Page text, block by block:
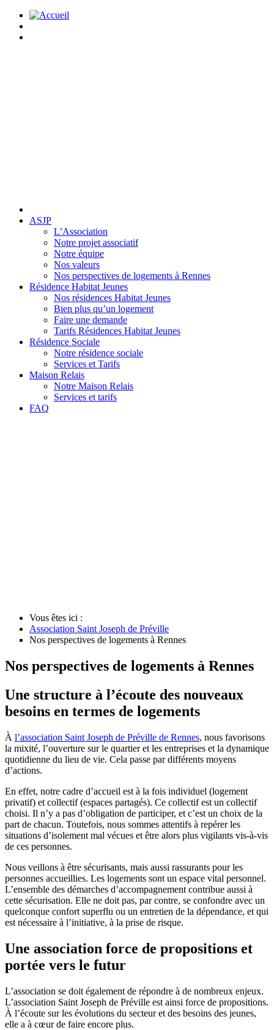
ASJP
L’Association
Notre projet associatif
Notre équipe
Nos valeurs
Nos perspectives de logements à Rennes
Résidence Habitat Jeunes
Nos résidences Habitat Jeunes
Bien plus qu’un logement
Faire une demande
Tarifs Résidences Habitat Jeunes
Résidence Sociale
Notre résidence sociale
Services et Tarifs
Maison Relais
Notre Maison Relais
Services et tarifs
FAQ
Vous êtes ici :
Association Saint Joseph de Préville
Nos perspectives de logements à Rennes
Nos perspectives de logements à Rennes
Une structure à l’écoute des nouveaux
besoins en termes de logements
À l’association Saint Joseph de Préville de Rennes, nous favorisons
la mixité, l’ouverture sur le quartier et les entreprises et la dynamique
quotidienne du lieu de vie. Cela passe par différents moyens
d’actions.
En effet, notre cadre d’accueil est à la fois individuel (logement
privatif) et collectif (espaces partagés). Ce collectif est un collectif
choisi. Il n’y a pas d’obligation de participer, et c’est un choix de la
part de chacun. Toutefois, nous sommes attentifs à repérer les
situations d’isolement mal vécues et être alors plus vigilants vis-à-vis
de ces personnes.
Nous veillons à être sécurisants, mais aussi rassurants pour les
personnes accueillies. Les logements sont un espace vital personnel.
L’ensemble des démarches d’accompagnement contribue aussi à
cette sécurisation. Elle ne doit pas, par contre, se confondre avec un
quelconque confort superflu ou un entretien de la dépendance, et qui
est nécessaire à l’initiative, à la prise de risque.
Une association force de propositions et
portée vers le futur
L’association se doit également de répondre à de nombreux enjeux.
L’association Saint Joseph de Préville est ainsi force de propositions.
À l’écoute sur les évolutions du secteur et des besoins des jeunes,
elle a à cœur de faire encore plus.